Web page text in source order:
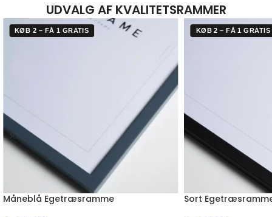
UDVALG AF KVALITETSRAMMER
KØB 2 – FÅ 1 GRATIS
Måneblå Egetræsramme
KØB 2 – FÅ 1 GRATIS
Sort